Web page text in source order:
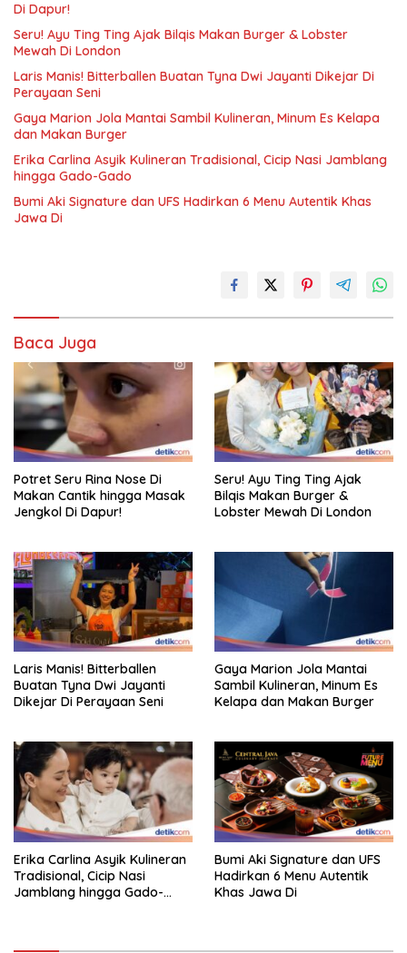
Di Dapur!
Seru! Ayu Ting Ting Ajak Bilqis Makan Burger & Lobster
Mewah Di London
Laris Manis! Bitterballen Buatan Tyna Dwi Jayanti Dikejar Di
Perayaan Seni
Gaya Marion Jola Mantai Sambil Kulineran, Minum Es Kelapa
dan Makan Burger
Erika Carlina Asyik Kulineran Tradisional, Cicip Nasi Jamblang
hingga Gado-Gado
Bumi Aki Signature dan UFS Hadirkan 6 Menu Autentik Khas
Jawa Di
Baca Juga
Potret Seru Rina Nose Di
Makan Cantik hingga Masak
Jengkol Di Dapur!
Seru! Ayu Ting Ting Ajak
Bilqis Makan Burger &
Lobster Mewah Di London
Laris Manis! Bitterballen
Buatan Tyna Dwi Jayanti
Dikejar Di Perayaan Seni
Gaya Marion Jola Mantai
Sambil Kulineran, Minum Es
Kelapa dan Makan Burger
Erika Carlina Asyik Kulineran
Tradisional, Cicip Nasi
Jamblang hingga Gado-
Bumi Aki Signature dan UFS
Hadirkan 6 Menu Autentik
Khas Jawa Di